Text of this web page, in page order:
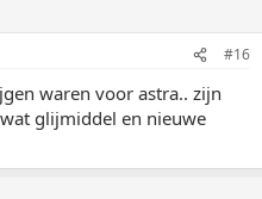
#16
waren voor astra.. zijn
glijmiddel en nieuwe